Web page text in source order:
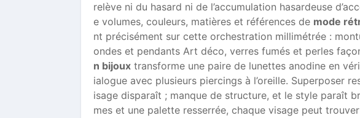
relève ni du hasard ni de l’accumulation hasardeuse
e volumes, couleurs, matières et références de mode
nt précisément sur cette orchestration millimétrée :
ondes et pendants Art déco, verres fumés et perles
n bijoux transforme une paire de lunettes anodine en
ialogue avec plusieurs piercings à l’oreille. Superposer
isage disparaît ; manque de structure, et le style paraît
mes et une palette resserrée, chaque visage peut